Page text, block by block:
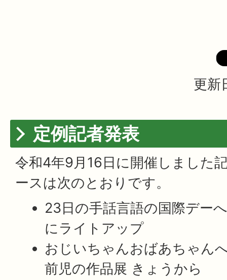
更新
定例記者発表
令和4年9月16日に開催しました
ースは次のとおりです。
23日の手話言語の国際デー
にライトアップ
おじいちゃんおばあちゃん
前児の作品展 きょうから